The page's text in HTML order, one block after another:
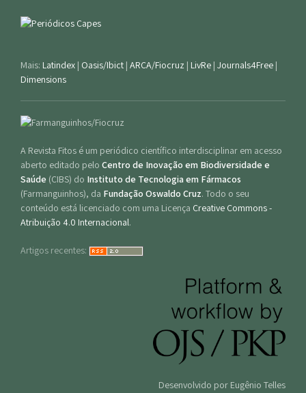
Mais: Latindex | Oasis/Ibict | ARCA/Fiocruz | LivRe | Journals4Free |
Dimensions
A Revista Fitos é um periódico científico interdisciplinar em acesso
aberto editado pelo Centro de Inovação em Biodiversidade e
Saúde (CIBS) do Instituto de Tecnologia em Fármacos
(Farmanguinhos), da Fundação Oswaldo Cruz. Todo o seu
conteúdo está licenciado com uma Licença Creative Commons -
Atribuição 4.0 Internacional.
Artigos recentes:
Desenvolvido por Eugênio Telles